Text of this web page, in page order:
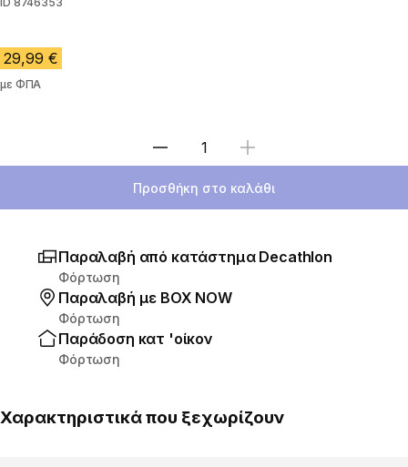
29,99 €
με ΦΠΑ
Επιλέξτε ποσότητα
Προσθήκη στο καλάθι
Παραλαβή από κατάστημα Decathlon
Φόρτωση
Παραλαβή με ΒΟΧ ΝΟW
Φόρτωση
Παράδοση κατ 'οίκον
Φόρτωση
Χαρακτηριστικά που ξεχωρίζουν